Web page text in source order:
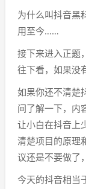
为什么叫抖音黑
用至今……
接下来进入正题
往下看，如果没
如果你还不清楚
间了解一下，内
让小白在抖音上
清楚项目的原理
议还是不要做了
今天的抖音相当